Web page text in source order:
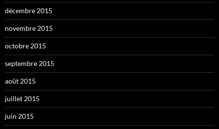
décembre 2015
novembre 2015
octobre 2015
septembre 2015
août 2015
juillet 2015
juin 2015